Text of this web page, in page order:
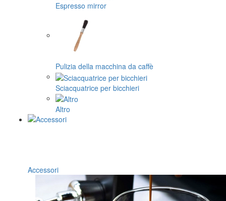
Espresso mirror
Pulizia della macchina da caffè
Sciacquatrice per bicchieri
Altro
Accessori